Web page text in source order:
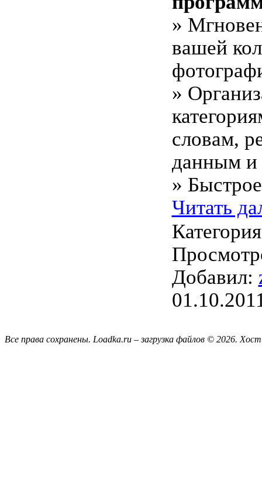
»
вашей
»
словам,
данным и
»
Читать
Добавил:
Все права сохранены. Loadka.ru – загрузка файлов © 2026.